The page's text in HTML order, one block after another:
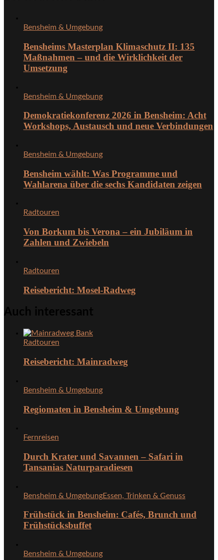
Bensheim & Umgebung
Bensheims Masterplan Klimaschutz II: 135
Maßnahmen – und die Wirklichkeit der
Umsetzung
Bensheim & Umgebung
Demokratiekonferenz 2026 in Bensheim: Acht
Workshops, Austausch und neue Verbindungen
Bensheim & Umgebung
Bensheim wählt: Was Programme und
Wahlarena über die sechs Kandidaten zeigen
Radtouren
Von Borkum bis Verona – ein Jubiläum in
Zahlen und Zwiebeln
Radtouren
Reisebericht: Mosel-Radweg
Auch interessant
Radtouren
Reisebericht: Mainradweg
Bensheim & Umgebung
Regiomaten in Bensheim & Umgebung
Fernreisen
Durch Krater und Savannen – Safari in
Tansanias Naturparadiesen
Bensheim & UmgebungEssen, Trinken & Genuss
Frühstück in Bensheim: Cafés, Brunch und
Frühstücksbuffet
Bensheim & Umgebung